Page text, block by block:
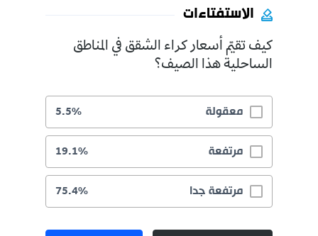
الاستفتاءات
كيف تقيّم أسعار كراء الشقق في المناطق
الساحلية هذا الصيف؟
معقولة 5.5%
مرتفعة 19.1%
مرتفعة جدا 75.4%